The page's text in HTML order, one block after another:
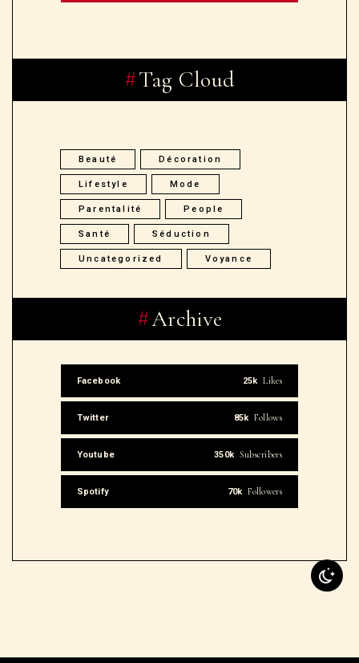
Tag Cloud
Lifestyle Mode
Parentalité People
Santé Séduction
Uncategorized Voyance
Archive
Twitter 85k Follows
Youtube 350k Subscribers
Spotify 70k Followers